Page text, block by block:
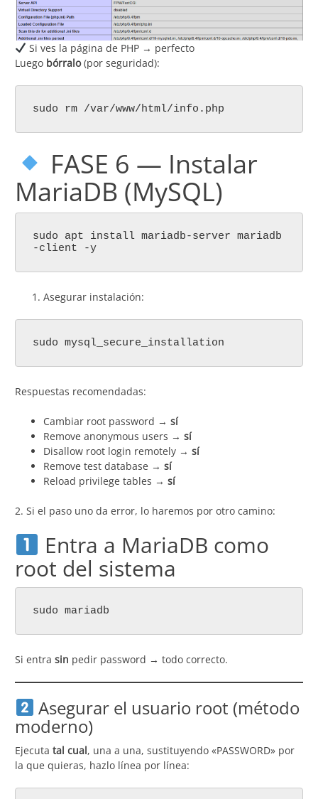
Si ves la página de PHP → perfecto
Luego bórralo(por seguridad):
sudo rm /var/www/html/info.php
FASE 6 — Instalar
MariaDB (MySQL)
sudo apt install mariadb-server mariadb
-client -y
Asegurar instalación:
sudo mysql_secure_installation
Respuestas recomendadas:
Cambiar root password → sí
Remove anonymous users → sí
Disallow root login remotely → sí
Remove test database → sí
Reload privilege tables → sí
2. Si el paso uno da error, lo haremos por otro camino:
Entra a MariaDB como
root del sistema
sudo mariadb
Si entra sin pedir password → todo correcto.
Asegurar el usuario root (método
moderno)
Ejecuta tal cual, una a una, sustituyendo «PASSWORD» por
la que quieras, hazlo línea por línea: